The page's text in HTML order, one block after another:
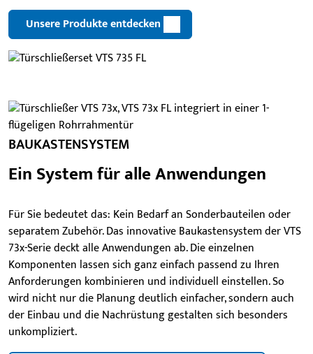
Unsere Produkte entdecken
BAUKASTENSYSTEM
Ein System für alle Anwendungen
Für Sie bedeutet das: Kein Bedarf an Sonderbauteilen oder
separatem Zubehör. Das innovative Baukastensystem der VTS
73x-Serie deckt alle Anwendungen ab. Die einzelnen
Komponenten lassen sich ganz einfach passend zu Ihren
Anforderungen kombinieren und individuell einstellen. So
wird nicht nur die Planung deutlich einfacher, sondern auch
der Einbau und die Nachrüstung gestalten sich besonders
unkompliziert.